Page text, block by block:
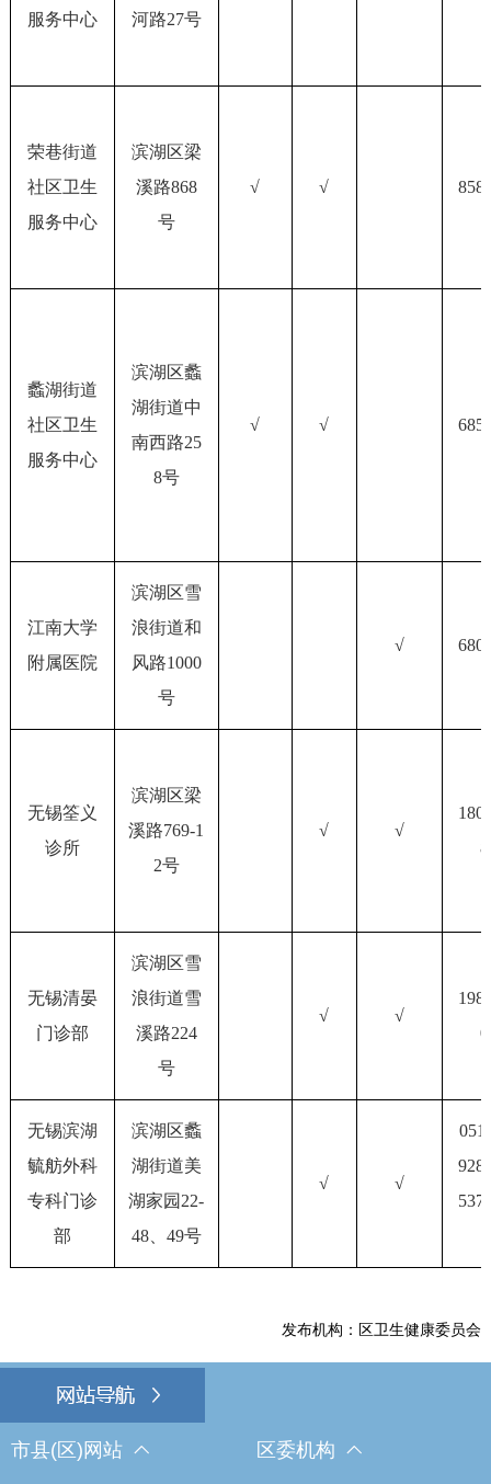
服务中心
河路27号
荣巷街道
社区卫生
服务中心
滨湖区梁
溪路868
号
√ √
蠡湖街道
社区卫生
服务中心
滨湖区蠡
湖街道中
南西路25
8号
√ √
江南大学
附属医院
滨湖区雪
浪街道和
风路1000
号
√
无锡筌义
诊所
滨湖区梁
溪路769-1
2号
√ √
无锡清晏
门诊部
滨湖区雪
浪街道雪
溪路224
号
√ √
无锡滨湖
毓舫外科
专科门诊
部
滨湖区蠡
湖街道美
湖家园22-
48、49号
√ √
发布机构：区卫生健康委员会
市县(区)网站 区委机构